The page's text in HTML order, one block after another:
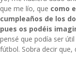
que me lío, que como
cumpleaños de los
pues os podéis
pensé que podía ser
fútbol. Sobra decir que,